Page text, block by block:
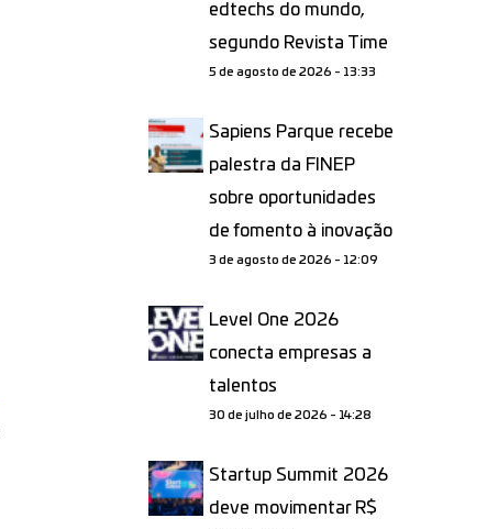
edtechs do mundo,
segundo Revista Time
5 de agosto de 2026 - 13:33
Sapiens Parque recebe
palestra da FINEP
sobre oportunidades
de fomento à inovação
3 de agosto de 2026 - 12:09
Level One 2026
conecta empresas a
talentos
30 de julho de 2026 - 14:28
Startup Summit 2026
deve movimentar R$